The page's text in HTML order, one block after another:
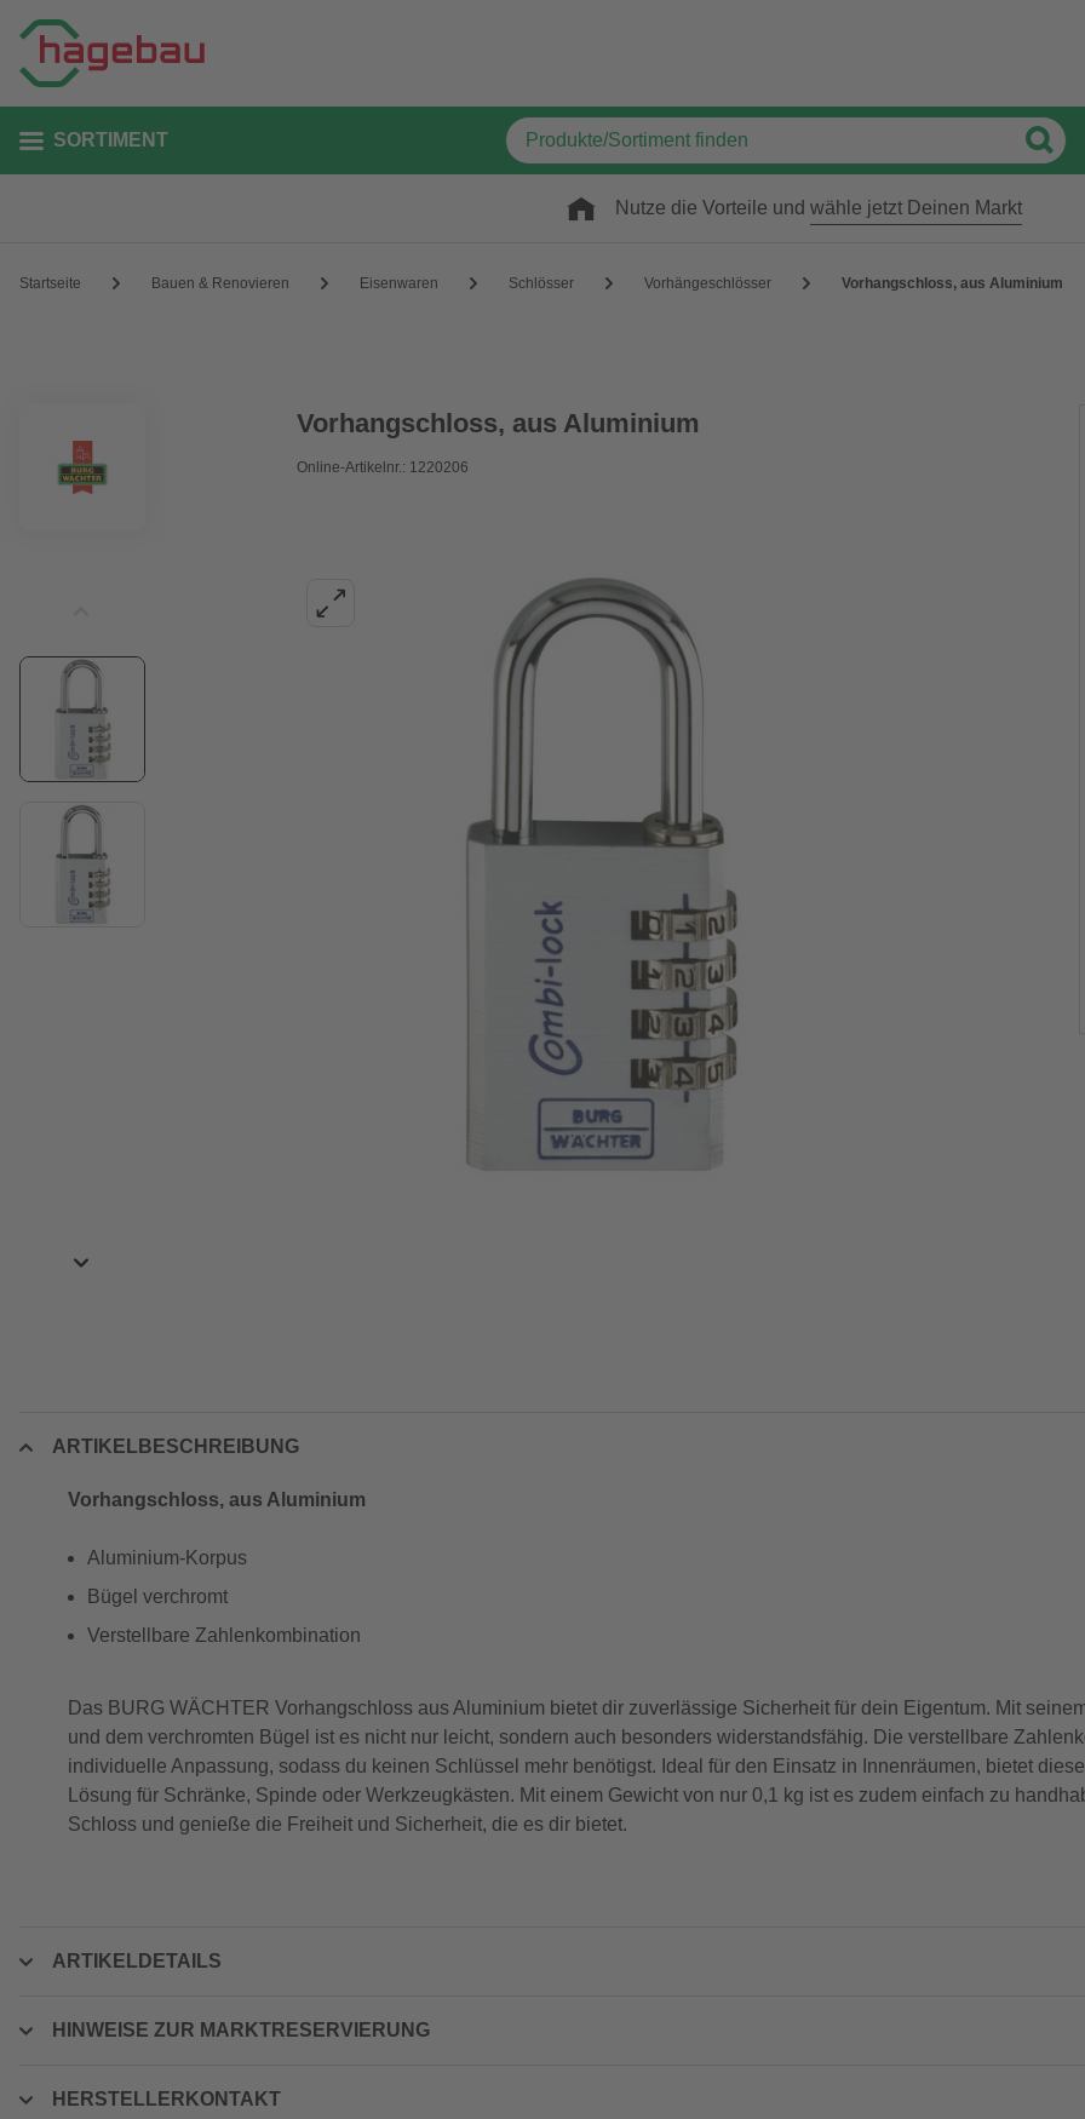
SORTIMENT
Nutze die Vorteile und wähle jetzt Deinen Markt
Startseite Bauen & Renovieren Eisenwaren Schlösser Vorhängeschlösser Vorhangschloss, aus Aluminium
Vorhangschloss, aus Aluminium
Online-Artikelnr.: 1220206
ARTIKELBESCHREIBUNG
Vorhangschloss, aus Aluminium
Aluminium-Korpus
Bügel verchromt
Verstellbare Zahlenkombination
Das BURG WÄCHTER Vorhangschloss aus Aluminium bietet dir zuverlässige Sicherheit für dein Eigentum. Mit
und dem verchromten Bügel ist es nicht nur leicht, sondern auch besonders widerstandsfähig. Die verstellbare
individuelle Anpassung, sodass du keinen Schlüssel mehr benötigst. Ideal für den Einsatz in Innenräumen, bietet
Lösung für Schränke, Spinde oder Werkzeugkästen. Mit einem Gewicht von nur 0,1 kg ist es zudem einfach zu
Schloss und genieße die Freiheit und Sicherheit, die es dir bietet.
ARTIKELDETAILS
HINWEISE ZUR MARKTRESERVIERUNG
HERSTELLERKONTAKT